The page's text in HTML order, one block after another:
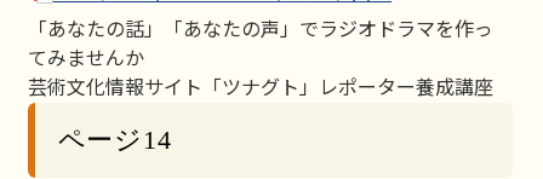
「あなたの話」「あなたの声」でラジオドラマを作っ
てみませんか
芸術文化情報サイト「ツナグト」レポーター養成講座
ページ14